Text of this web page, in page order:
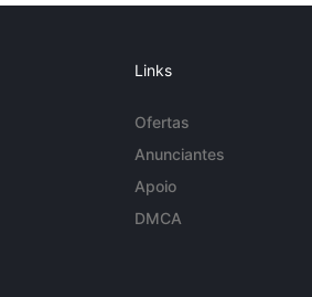
Links
Ofertas
Anunciantes
Apoio
DMCA